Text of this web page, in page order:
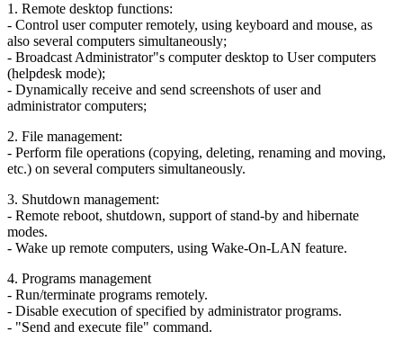
1. Remote desktop functions:
- Control user computer remotely, using keyboard and mouse, as
also several computers simultaneously;
- Broadcast Administrator"s computer desktop to User computers
(helpdesk mode);
- Dynamically receive and send screenshots of user and
administrator computers;
2. File management:
- Perform file operations (copying, deleting, renaming and moving,
etc.) on several computers simultaneously.
3. Shutdown management:
- Remote reboot, shutdown, support of stand-by and hibernate
modes.
- Wake up remote computers, using Wake-On-LAN feature.
4. Programs management
- Run/terminate programs remotely.
- Disable execution of specified by administrator programs.
- "Send and execute file" command.